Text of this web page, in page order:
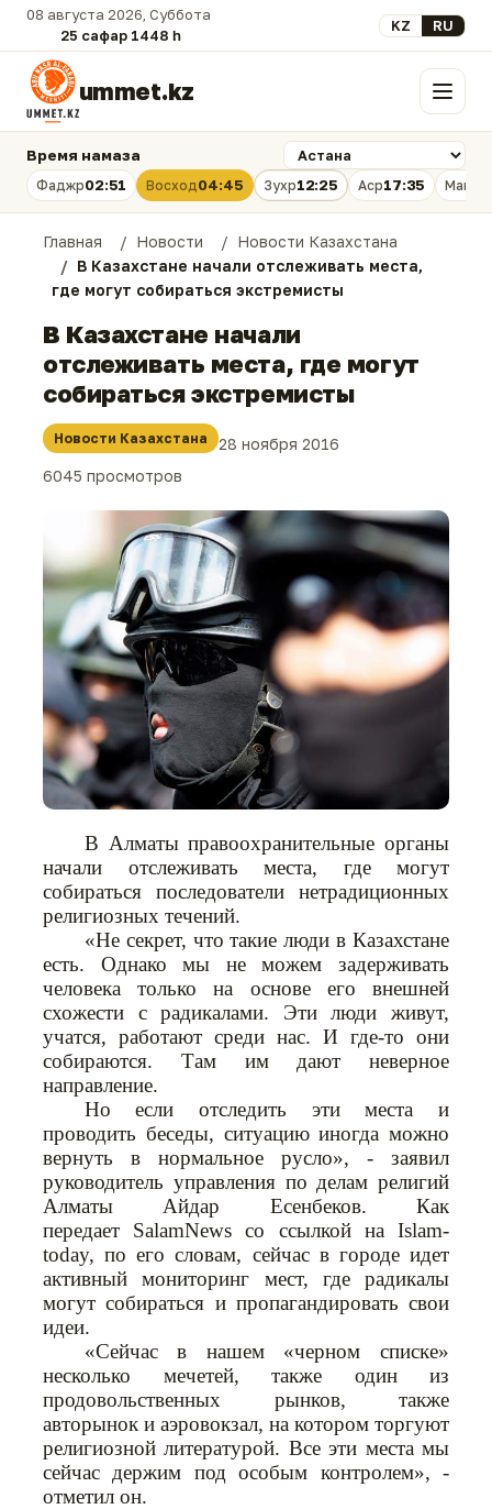
08 августа 2026, Суббота
25 сафар 1448 һ.
Выберите язык
KZ RU
ummet.kz Меню
Время намаза
Фаджр02:51 Восход04:45 Зухр12:25 Аср17:35
Главная Новости
Новости Казахстана
В Казахстане начали отслеживать места,
где могут собираться экстремисты
В Казахстане начали
отслеживать места, где могут
собираться экстремисты
Новости Казахстана
28 ноября 2016
6045 просмотров
В Алматы правоохранительные органы
начали отслеживать места, где могут
собираться последователи нетрадиционных
религиозных течений.
«Не секрет, что такие люди в Казахстане
есть. Однако мы не можем задерживать
человека только на основе его внешней
схожести с радикалами. Эти люди живут,
учатся, работают среди нас. И где-то они
собираются. Там им дают неверное
направление.
Но если отследить эти места и
проводить беседы, ситуацию иногда можно
вернуть в нормальное русло», - заявил
руководитель управления по делам религий
Алматы Айдар Есенбеков. Как
передает SalamNews со ссылкой на Islam-
today, по его словам, сейчас в городе идет
активный мониторинг мест, где радикалы
могут собираться и пропагандировать свои
идеи.
«Сейчас в нашем «черном списке»
несколько мечетей, также один из
продовольственных рынков, также
авторынок и аэровокзал, на котором торгуют
религиозной литературой. Все эти места мы
сейчас держим под особым контролем», -
отметил он.